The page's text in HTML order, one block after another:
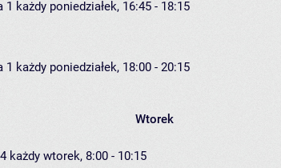
1 każdy poniedziałek, 16:45 - 18:15
1 każdy poniedziałek, 18:00 - 20:15
Wtorek
każdy wtorek, 8:00 - 10:15